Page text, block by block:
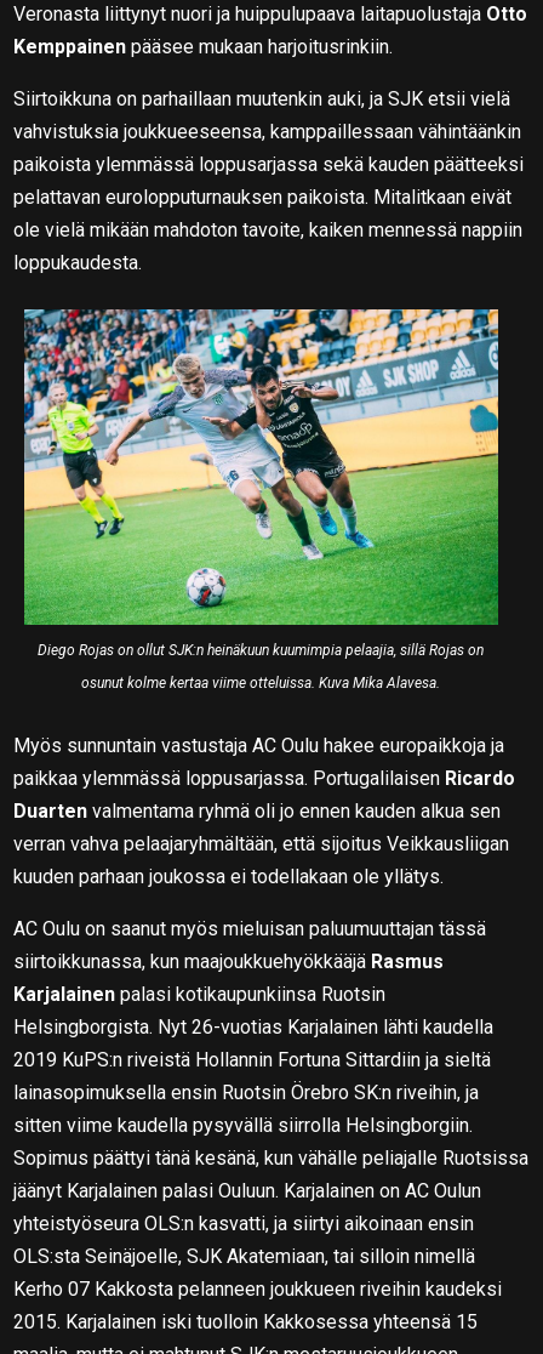
Veronasta liittynyt nuori ja huippulupaava laitapuolustaja Otto
Kemppainen pääsee mukaan harjoitusrinkiin.
Siirtoikkuna on parhaillaan muutenkin auki, ja SJK etsii vielä
vahvistuksia joukkueeseensa, kamppaillessaan vähintäänkin
paikoista ylemmässä loppusarjassa sekä kauden päätteeksi
pelattavan eurolopputurnauksen paikoista. Mitalitkaan eivät
ole vielä mikään mahdoton tavoite, kaiken mennessä nappiin
loppukaudesta.
Diego Rojas on ollut SJK:n heinäkuun kuumimpia pelaajia, sillä Rojas on
osunut kolme kertaa viime otteluissa. Kuva Mika Alavesa.
Myös sunnuntain vastustaja AC Oulu hakee europaikkoja ja
paikkaa ylemmässä loppusarjassa. Portugalilaisen Ricardo
Duarten valmentama ryhmä oli jo ennen kauden alkua sen
verran vahva pelaajaryhmältään, että sijoitus Veikkausliigan
kuuden parhaan joukossa ei todellakaan ole yllätys.
AC Oulu on saanut myös mieluisan paluumuuttajan tässä
siirtoikkunassa, kun maajoukkuehyökkääjä Rasmus
Karjalainen palasi kotikaupunkiinsa Ruotsin
Helsingborgista. Nyt 26-vuotias Karjalainen lähti kaudella
2019 KuPS:n riveistä Hollannin Fortuna Sittardiin ja sieltä
lainasopimuksella ensin Ruotsin Örebro SK:n riveihin, ja
sitten viime kaudella pysyvällä siirrolla Helsingborgiin.
Sopimus päättyi tänä kesänä, kun vähälle peliajalle Ruotsissa
jäänyt Karjalainen palasi Ouluun. Karjalainen on AC Oulun
yhteistyöseura OLS:n kasvatti, ja siirtyi aikoinaan ensin
OLS:sta Seinäjoelle, SJK Akatemiaan, tai silloin nimellä
Kerho 07 Kakkosta pelanneen joukkueen riveihin kaudeksi
2015. Karjalainen iski tuolloin Kakkosessa yhteensä 15